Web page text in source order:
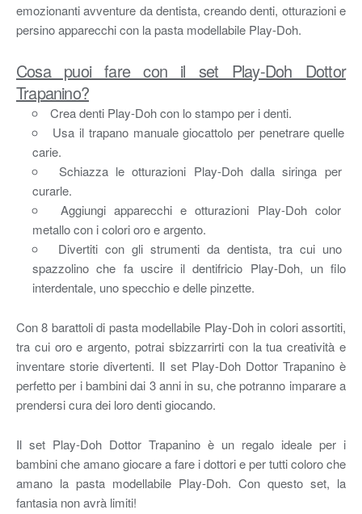
emozionanti avventure da dentista, creando denti, otturazioni e
persino apparecchi con la pasta modellabile Play-Doh.
Cosa puoi fare con il set Play-Doh Dottor
Trapanino?
Crea denti Play-Doh con lo stampo per i denti.
Usa il trapano manuale giocattolo per penetrare quelle
carie.
Schiazza le otturazioni Play-Doh dalla siringa per
curarle.
Aggiungi apparecchi e otturazioni Play-Doh color
metallo con i colori oro e argento.
Divertiti con gli strumenti da dentista, tra cui uno
spazzolino che fa uscire il dentifricio Play-Doh, un filo
interdentale, uno specchio e delle pinzette.
Con 8 barattoli di pasta modellabile Play-Doh in colori assortiti,
tra cui oro e argento, potrai sbizzarrirti con la tua creatività e
inventare storie divertenti. Il set Play-Doh Dottor Trapanino è
perfetto per i bambini dai 3 anni in su, che potranno imparare a
prendersi cura dei loro denti giocando.
Il set Play-Doh Dottor Trapanino è un regalo ideale per i
bambini che amano giocare a fare i dottori e per tutti coloro che
amano la pasta modellabile Play-Doh. Con questo set, la
fantasia non avrà limiti!